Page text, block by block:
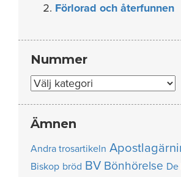
Förlorad och återfunnen
Nummer
Nummer
Ämnen
Andra trosartikeln
Biskop bröd BV Bönhörelse